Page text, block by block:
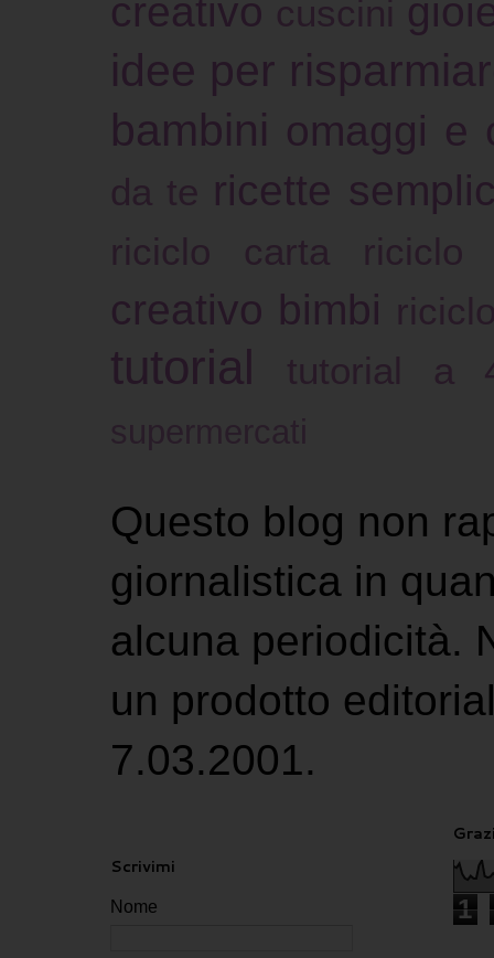
creativo cuscini
idee per
bambini omaggi e
da te ricette
riciclo carta riciclo
creativo bimbi
tutorial tutorial a
Questo blog non
giornalistica in
alcuna periodicità.
un prodotto
7.03.2001.
Scrivimi
Nome 1